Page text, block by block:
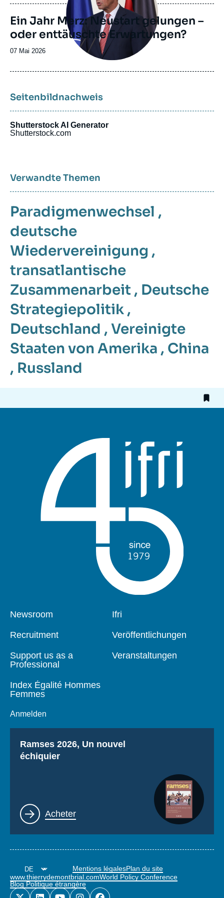
publication
Ein Jahr Merz: Neustart gelungen –
oder enttäuschte Erwartungen?
Date
publication
07 Mai 2026
Seitenbildnachweis
Shutterstock AI Generator
Shutterstock.com
Verwandte Themen
Paradigmenwechsel ,
deutsche
Wiedervereinigung ,
transatlantische
Zusammenarbeit , Deutsche
Strategiepolitik ,
Deutschland , Vereinigte
Staaten von Amerika , China
, Russland
Pied
page
Newsroom
Recruitment
Support us as a
Professional
Index Égalité Hommes
Femmes
Anmelden
Navigation
Ifri
Veröffentlichungen
Veranstaltungen
Titre
Ramses 2026, Un nouvel
échiquier
Lien
Acheter
Mentions légalesPlan du site
www.thierrydemontbrial.comWorld Policy Conference
Blog Politique étrangère